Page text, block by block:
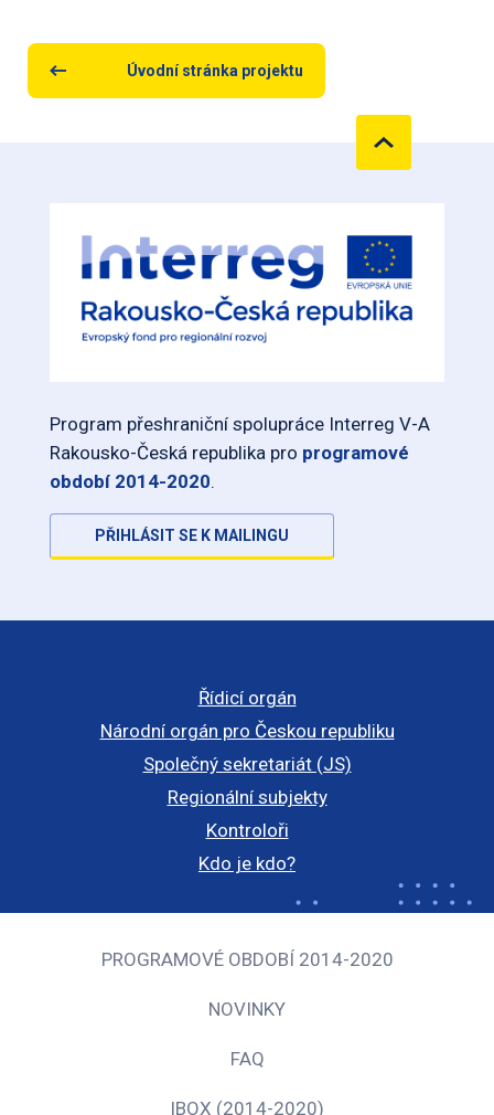
Úvodní stránka projektu
Program přeshraniční spolupráce Interreg V-A
Rakousko-Česká republika pro programové
období 2014-2020.
PŘIHLÁSIT SE K MAILINGU
Řídicí orgán
Národní orgán pro Českou republiku
Společný sekretariát (JS)
Regionální subjekty
Kontroloři
Kdo je kdo?
PROGRAMOVÉ OBDOBÍ 2014-2020
NOVINKY
FAQ
IBOX (2014-2020)